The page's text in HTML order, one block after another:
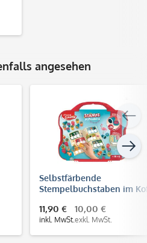
angesehen
Selbstfärbende
Stempelbuchstaben im
11,90 €
inkl. MwSt.
10,00 €
exkl. MwSt.